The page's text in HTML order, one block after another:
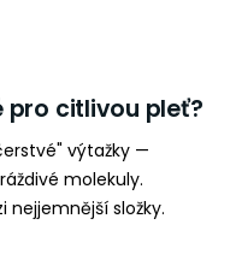
pro citlivou pleť?
výtažky —
molekuly.
složky.